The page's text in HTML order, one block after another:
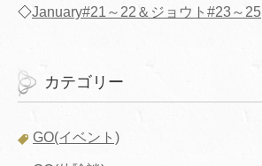
◇January#21～22＆ジョウト#23～25
カテゴリー
GO(イベント)